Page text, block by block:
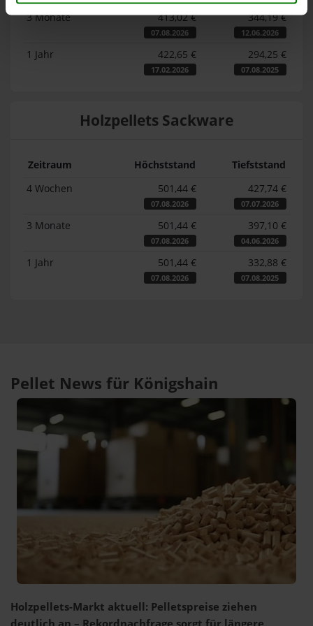
3 Monate 413,02 €
07.08.2026
344,19 €
12.06.2026
1 Jahr 422,65 €
17.02.2026
294,25 €
07.08.2025
Holzpellets Sackware
Zeitraum Höchststand
Tiefststand
4 Wochen
501,44 €
07.08.2026
427,74 €
07.07.2026
3 Monate 501,44 €
07.08.2026
397,10 €
04.06.2026
1 Jahr 501,44 €
07.08.2026
332,88 €
07.08.2025
Pellet News für Königshain
Holzpellets-Markt aktuell: Pelletspreise ziehen